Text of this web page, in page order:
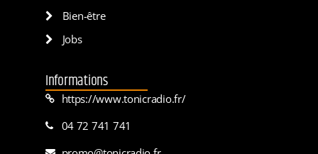
Bien-être
Jobs
Informations
https://www.tonicradio.fr/
04 72 741 741